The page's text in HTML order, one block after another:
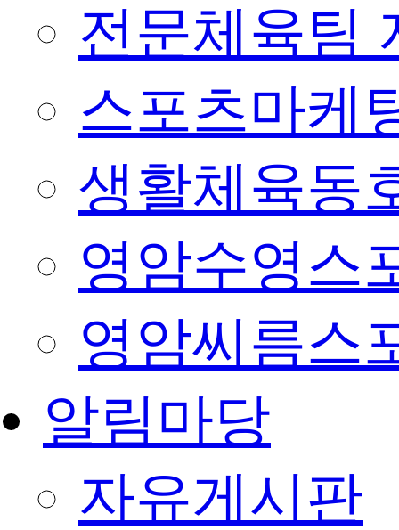
전문체육팀
스포츠마케
생활체육동
영암수영스
영암씨름스
알림마당
자유게시판